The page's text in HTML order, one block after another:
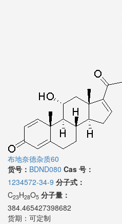
布地奈德杂质60
货号： BDND080 Cas 号：
1234572-34-9 分子式：
C23H28O5 分子量：
384.465427398682
货期： 可定制